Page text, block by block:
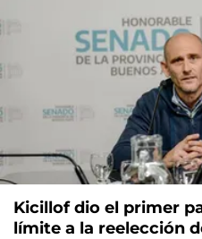
Kicillof dio el primer
límite a la reelección